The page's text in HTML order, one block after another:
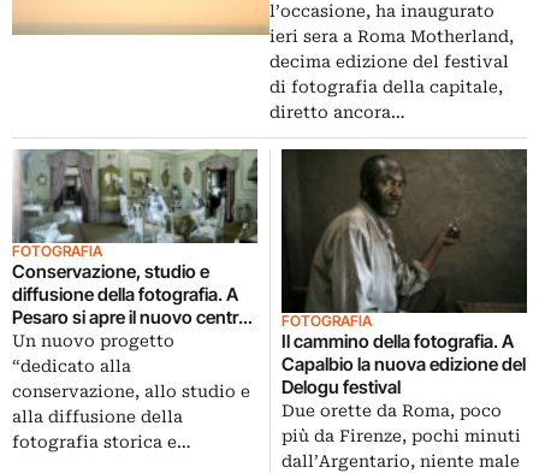
l’occasione, ha inaugurato
ieri sera a Roma Motherland,
decima edizione del festival
di fotografia della capitale,
diretto ancora…
FOTOGRAFIA
Conservazione, studio e
diffusione della fotografia. A
Pesaro si apre il nuovo centro
Macula
Un nuovo progetto
“dedicato alla
conservazione, allo studio e
alla diffusione della
fotografia storica e…
FOTOGRAFIA
Il cammino della fotografia. A
Capalbio la nuova edizione del
Delogu festival
Due orette da Roma, poco
più da Firenze, pochi minuti
dall’Argentario, niente male